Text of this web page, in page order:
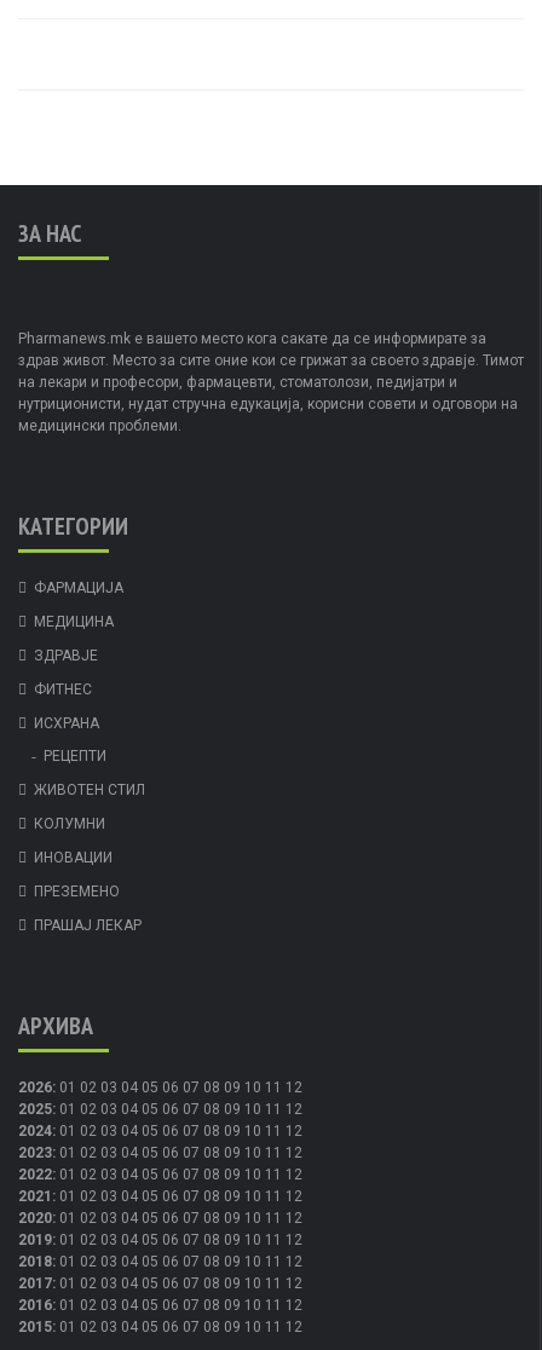
ЗА НАС
Pharmanews.mk е вашето место кога сакате да се информирате за
здрав живот. Место за сите оние кои се грижат за своето здравје. Тимот
на лекари и професори, фармацевти, стоматолози, педијатри и
нутриционисти, нудат стручна едукација, корисни совети и одговори на
медицински проблеми.
КАТЕГОРИИ
ФАРМАЦИЈА
МЕДИЦИНА
ЗДРАВЈЕ
ФИТНЕС
ИСХРАНА
РЕЦЕПТИ
ЖИВОТЕН СТИЛ
КОЛУМНИ
ИНОВАЦИИ
ПРЕЗЕМЕНО
ПРАШАЈ ЛЕКАР
АРХИВА
2026: 01 02 03 04 05 06 07 08 09 10 11 12
2025: 01 02 03 04 05 06 07 08 09 10 11 12
2024: 01 02 03 04 05 06 07 08 09 10 11 12
2023: 01 02 03 04 05 06 07 08 09 10 11 12
2022: 01 02 03 04 05 06 07 08 09 10 11 12
2021 : 01 02 03 04 05 06 07 08 09 10 11 12
2020: 01 02 03 04 05 06 07 08 09 10 11 12
2019: 01 02 03 04 05 06 07 08 09 10 11 12
2018: 01 02 03 04 05 06 07 08 09 10 11 12
2017: 01 02 03 04 05 06 07 08 09 10 11 12
2016: 01 02 03 04 05 06 07 08 09 10 11 12
2015: 01 02 03 04 05 06 07 08 09 10 11 12